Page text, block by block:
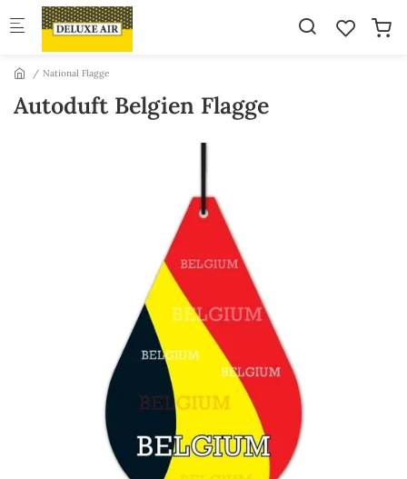
Skip to main content
National Flagge
Autoduft Belgien Flagge